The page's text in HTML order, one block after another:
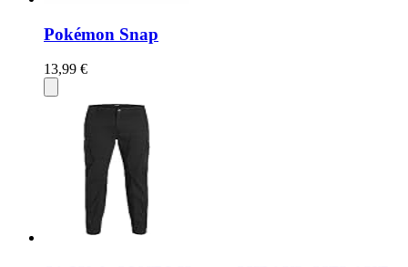
Pokémon Snap
13,99 €